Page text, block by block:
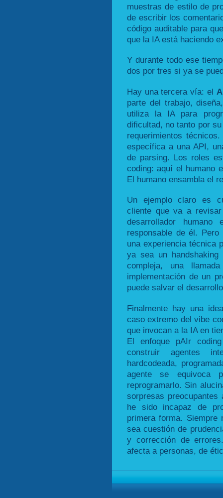
muestras de estilo de
de escribir los
código auditable para
que la IA está haciendo
Y durante todo ese
dos por tres si ya se
Hay una tercera vía: el
parte del trabajo,
utiliza la IA para
dificultad, no tanto por
requerimientos
específica a una API,
de parsing. Los roles
coding: aquí el humano
El humano ensambla el
Un ejemplo claro es
cliente que va a
desarrollador
responsable de él.
una experiencia técnica
ya sea un handshaking
compleja, una
implementación de un
puede salvar el
Finalmente hay una
caso extremo del vibe
que invocan a la IA en
El enfoque pAIr
construir agentes
hardcodeada,
agente se
reprogramarlo. Sin
sorpresas
he sido incapaz de
primera forma. Siempre
sea cuestión de
y corrección de
afecta a personas, de